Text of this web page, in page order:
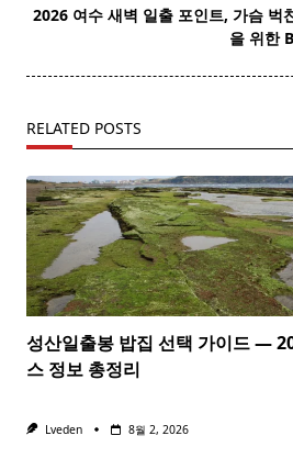
reader-
2026 여수 새벽 일출 포인트, 가슴 벅
을 위한
RELATED POSTS
성산일출봉 밥집 선택 가이드 —
스 정보 총정리
Lveden 8월 2, 2026